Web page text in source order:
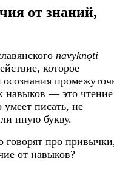
от знаний,
navyknǫti
которое
осознания
навыков — это
писать, не
иную букву.
говорят про
от навыков?